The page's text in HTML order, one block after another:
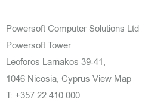
Powersoft Computer Solutions Ltd
Powersoft Tower
Leoforos Larnakos 39-41,
1046 Nicosia, Cyprus View Map
T: +357 22 410 000